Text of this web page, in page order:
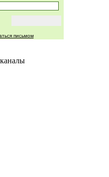
письмом